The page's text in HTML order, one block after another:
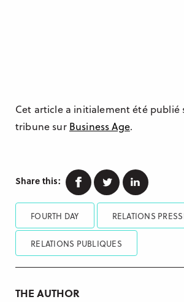
Cet article a initialement été publié
tribune sur Business Age.
Share this: Facebook
Twitter
FOURTH DAY RELATIONS
RELATIONS PUBLIQUES
THE AUTHOR